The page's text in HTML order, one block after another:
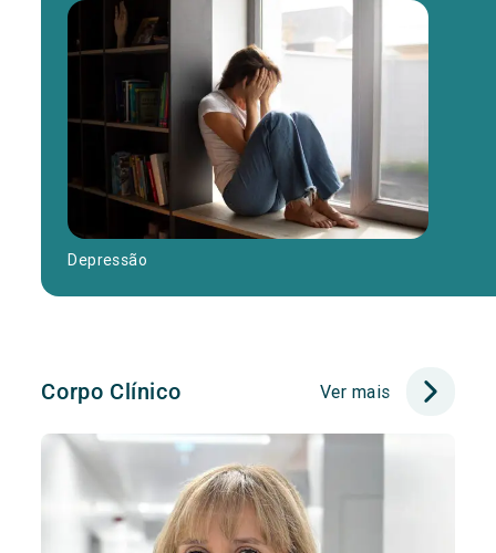
Depressão
Corpo Clínico Ver mais